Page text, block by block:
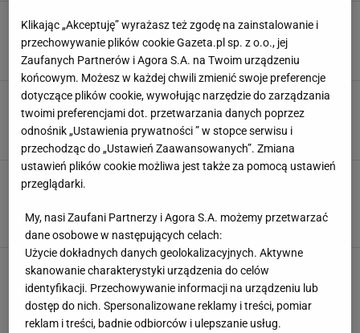
Nie ma lepszego sosu. Prawdziwki i kurki
wypadają słabo, zbieraj te grzyby
GRZYBY MAŚLAKI NEWS
Maślaki do marynaty. Zapamiętaj proporcje, a
będą najlepsze
FAKE NEWS GRZYBY MAŚLAKI
jedną rzecz
GRZYBOBRANIE GRZYBY GRZYBY JADALNE
Chcesz zbierać grzyby? Najpierw musisz je
dobrze poznać. Dziś pod lupą aromatyczny
maślak sitarz
GRZYBOBRANIE GRZYBY JADALNE
Klikając „Akceptuję” wyrażasz też zgodę na zainstalowanie i
przechowywanie plików cookie Gazeta.pl sp. z o.o., jej
Zaufanych Partnerów i Agora S.A. na Twoim urządzeniu
końcowym. Możesz w każdej chwili zmienić swoje preferencje
dotyczące plików cookie, wywołując narzędzie do zarządzania
twoimi preferencjami dot. przetwarzania danych poprzez
odnośnik „Ustawienia prywatności ” w stopce serwisu i
przechodząc do „Ustawień Zaawansowanych”. Zmiana
ustawień plików cookie możliwa jest także za pomocą ustawień
przeglądarki.
My, nasi Zaufani Partnerzy i Agora S.A. możemy przetwarzać
dane osobowe w następujących celach:
Użycie dokładnych danych geolokalizacyjnych. Aktywne
skanowanie charakterystyki urządzenia do celów
identyfikacji. Przechowywanie informacji na urządzeniu lub
dostęp do nich. Spersonalizowane reklamy i treści, pomiar
reklam i treści, badnie odbiorców i ulepszanie usług.